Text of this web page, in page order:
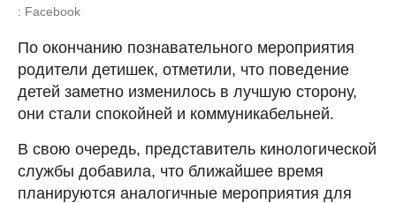
: Facebook
По окончанию познавательного мероприятия
родители детишек, отметили, что поведение
детей заметно изменилось в лучшую сторону,
они стали спокойней и коммуникабельней.
В свою очередь, представитель кинологической
службы добавила, что ближайшее время
планируются аналогичные мероприятия для